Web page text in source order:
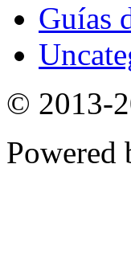
Guías
© 2013-
Powered